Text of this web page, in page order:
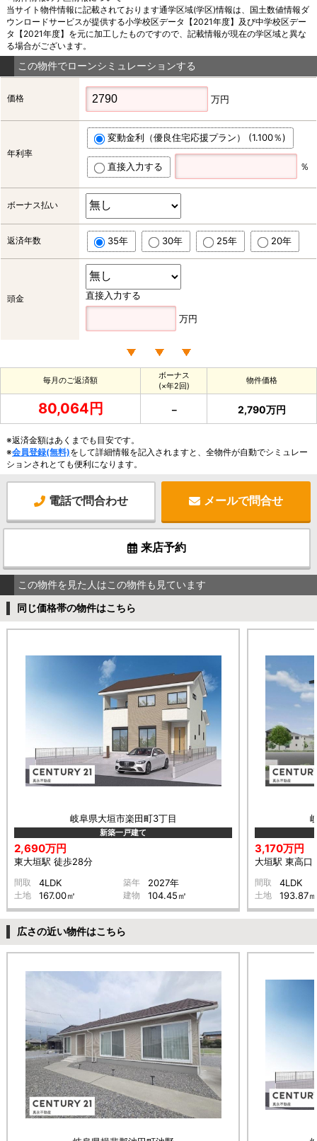
当サイト物件情報に記載されております通学区域(学区)情報は、国土数値情報ダ
ウンロードサービスが提供する小学校区データ【2021年度】及び中学校区デー
タ【2021年度】を元に加工したものですので、記載情報が現在の学区域と異な
る場合がございます。
この物件でローンシミュレーションする
価格 万円
年利率
変動金利（優良住宅応援プラン） (1.100％)
直接入力する ％
ボーナス払い
返済年数 35年 30年 25年 20年
頭金 直接入力する
万円
毎月のご返済額
ボーナス
(×年2回)
物件価格
80,064円 － 2,790万円
※返済金額はあくまでも目安です。
※会員登録(無料)をして詳細情報を記入されますと、全物件が自動でシミュレー
ションされとても便利になります。
電話で問合わせ メールで問合せ
来店予約
この物件を見た人はこの物件も見ています
同じ価格帯の物件はこちら
岐阜県大垣市楽田町3丁目
新築一戸建て
2,690万円
東大垣駅 徒歩28分
間取 4LDK 築年 2027年
土地 167.00㎡ 建物 104.45㎡
3,170万円
大垣駅 東高口
間取 4LDK
土地 193.87㎡
広さの近い物件はこちら